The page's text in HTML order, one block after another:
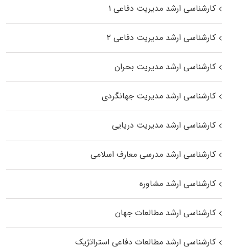
کارشناسی ارشد مدیریت دفاعی ۱
کارشناسی ارشد مدیریت دفاعی ۲
کارشناسی ارشد مدیریت بحران
کارشناسی ارشد مدیریت جهانگردی
کارشناسی ارشد مدیریت دریایی
کارشناسی ارشد مدرسی معارف اسلامی
کارشناسی ارشد مشاوره
کارشناسی ارشد مطالعات جهان
کارشناسی ارشد مطالعات دفاعی استراتژیک